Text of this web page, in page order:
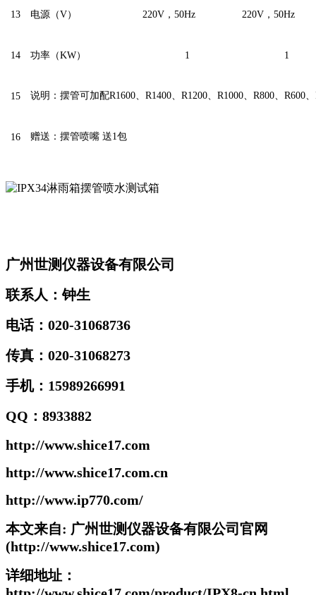
13 电源（V） 220V，50Hz 220V，50Hz
14 功率（KW） 1 1
15 说明：摆管可加配R1600、R1400、R1200、R1000、R800、R600
16 赠送：摆管喷嘴 送1包
广州世测仪器设备有限公司
联系人：钟生
电话：020-31068736
传真：020-31068273
手机：15989266991
QQ：8933882
http://www.shice17.com
http://www.shice17.com.cn
http://www.ip770.com/
本文来自: 广州世测仪器设备有限公司官网
(http://www.shice17.com)
详细地址：